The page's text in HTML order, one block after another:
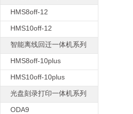
HMS8off-12
HMS10off-12
智能离线回迁一体机系列
HMS8off-10plus
HMS10off-10plus
光盘刻录打印一体机系列
ODA9